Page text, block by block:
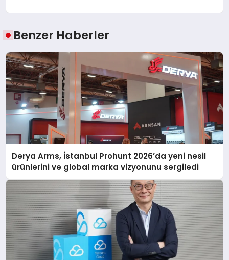
Benzer Haberler
Derya Arms, İstanbul Prohunt 2026’da yeni nesil
ürünlerini ve global marka vizyonunu sergiledi